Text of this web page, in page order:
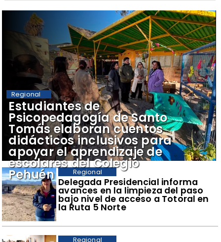
​Delegada Presidencial informa
avances en la limpieza del paso
bajo nivel de acceso a Totoral en
la Ruta 5 Norte
Regional
Regional
​Estudiantes de
Psicopedagogía de Santo
Tomás elaboran cuentos
didácticos inclusivos para
apoyar el aprendizaje de
escolares del Colegio
Pehuén
Regional